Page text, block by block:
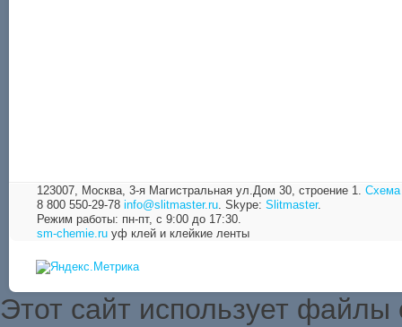
123007, Москва, 3-я Магистральная ул.Дом 30, строение 1. Схема
8 800 550-29-78 info@slitmaster.ru. Skype: Slitmaster.
Режим работы: пн-пт, с 9:00 до 17:30.
sm-chemie.ru уф клей и клейкие ленты
Этот сайт использует